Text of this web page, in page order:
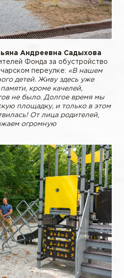
Андреевна Садыхова
Фонда за обустройство
переулке: «В нашем
детей. Живу здесь уже
кроме качелей,
не было. Долгое время мы
площадку, и только в этом
От лица родителей,
огромную